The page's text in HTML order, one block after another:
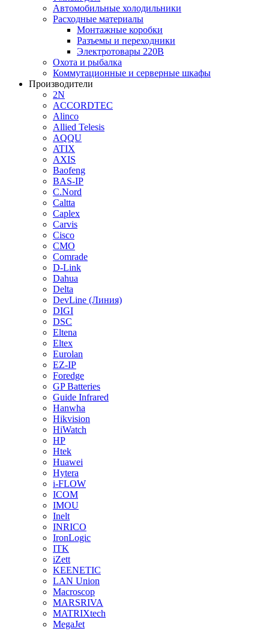
Автомобильные холодильники
Расходные материалы
Монтажные коробки
Разъемы и переходники
Электротовары 220В
Охота и рыбалка
Коммутационные и серверные шкафы
Производители
2N
ACCORDTEC
Alinco
Allied Telesis
AQQU
ATIX
AXIS
Baofeng
BAS-IP
C.Nord
Caltta
Caplex
Carvis
Cisco
CMO
Comrade
D-Link
Dahua
Delta
DevLine (Линия)
DIGI
DSC
Eltena
Eltex
Eurolan
EZ-IP
Foredge
GP Batteries
Guide Infrared
Hanwha
Hikvision
HiWatch
HP
Htek
Huawei
Hytera
i-FLOW
ICOM
IMOU
Inelt
INRICO
IronLogic
ITK
iZett
KEENETIC
LAN Union
Macroscop
MARSRIVA
MATRIXtech
MegaJet